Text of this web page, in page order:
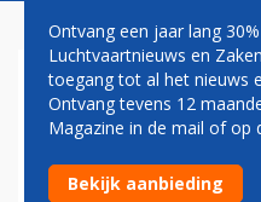
THE
NIEUWE
OOSTENDE
Ontvang een jaar lang
Luchtvaartnieuws en
toegang tot al het nieuws
Ontvang tevens 12
Magazine in de mail of op
Bekijk aanbieding